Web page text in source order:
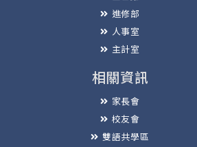
進修部
人事室
主計室
相關資訊
家長會
校友會
雙語共學區